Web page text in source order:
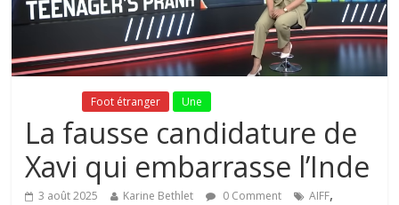
Foot étranger Une
La fausse candidature de
Xavi qui embarrasse l’Inde
3 août 2025 Karine Bethlet 0 Comment AIFF,